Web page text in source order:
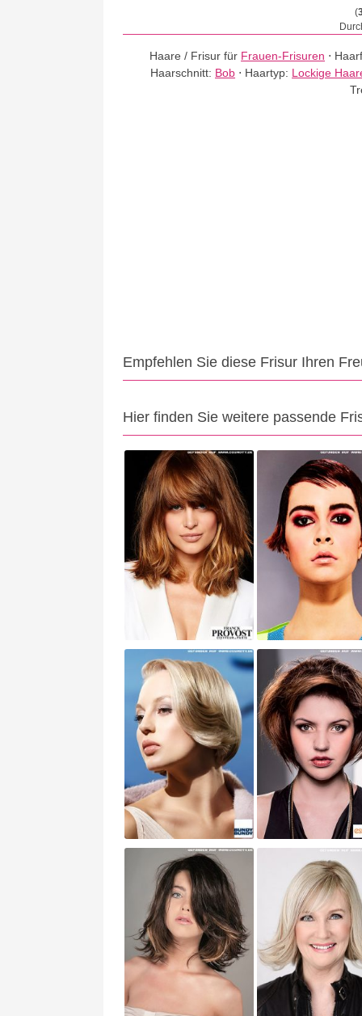
(
Haare / Frisur für Frauen-Frisuren ⋅
Haarschnitt: Bob ⋅ Haartyp: Lockige
Empfehlen Sie diese Frisur Ihren
Hier finden Sie weitere passende